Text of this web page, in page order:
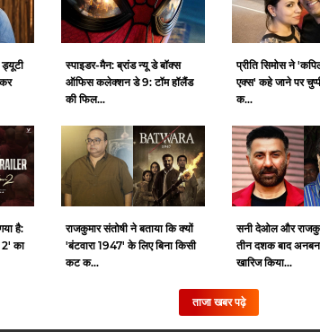
स्पाइडर-मैन: ब्रांड न्यू डे बॉक्स
ऑफिस कलेक्शन डे 9: टॉम हॉलैंड
की फिल...
प्रीति सिमोस ने
एक्स' कहे जाने पर
क...
है:
2' का
राजकुमार संतोषी ने बताया कि क्यों
'बंटवारा 1947' के लिए बिना किसी
कट क...
सनी देओल और
तीन दशक बाद
खारिज किया...
ताजा खबर पढ़े